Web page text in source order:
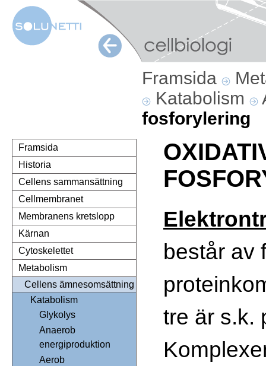
Framsida
Katabolism
fosforylering
Framsida
Historia
Cellens sammansättning
Cellmembranet
Membranens kretslopp
Kärnan
Cytoskelettet
Metabolism
Cellens ämnesomsättning
Katabolism
Glykolys
Anaerob
energiproduktion
Aerob
består av
tre är s.k.